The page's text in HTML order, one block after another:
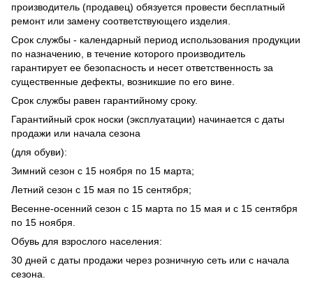
производитель (продавец) обязуется провести бесплатный
ремонт или замену соответствующего изделия.
Срок службы - календарный период использования продукции
по назначению, в течение которого производитель
гарантирует ее безопасность и несет ответственность за
существенные дефекты, возникшие по его вине.
Срок службы равен гарантийному сроку.
Гарантийный срок носки (эксплуатации) начинается с даты
продажи или начала сезона
(для обуви):
Зимний сезон с 15 ноября по 15 марта;
Летний сезон с 15 мая по 15 сентября;
Весенне-осенний сезон с 15 марта по 15 мая и с 15 сентября
по 15 ноября.
Обувь для взрослого населения:
30 дней с даты продажи через розничную сеть или с начала
сезона.